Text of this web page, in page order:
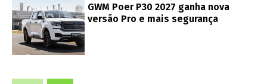
GWM Poer P30 2027 ganha nova
versão Pro e mais segurança